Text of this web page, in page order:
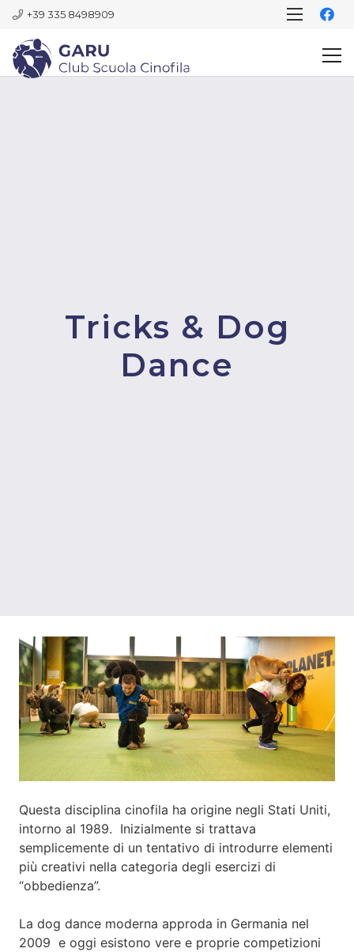
+39 335 8498909
Tricks & Dog
Dance
Questa disciplina cinofila ha origine negli Stati Uniti,
intorno al 1989. Inizialmente si trattava
semplicemente di un tentativo di introdurre elementi
più creativi nella categoria degli esercizi di
“obbedienza”.
La dog dance moderna approda in Germania nel
2009 e oggi esistono vere e proprie competizioni